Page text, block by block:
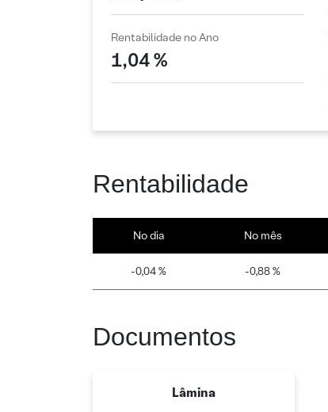
Rentabilidade no Ano
1,04 %
Rentabilidade
No dia No mês
-0,04 % -0,88 %
Documentos
Lâmina